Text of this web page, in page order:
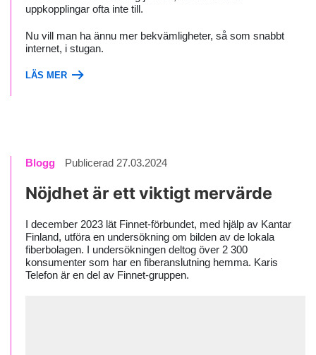
uppkopplingar ofta inte till.
Nu vill man ha ännu mer bekvämligheter, så som snabbt
internet, i stugan.
LÄS MER
Blogg Publicerad 27.03.2024
Nöjdhet är ett viktigt mervärde
I december 2023 lät Finnet-förbundet, med hjälp av Kantar
Finland, utföra en undersökning om bilden av de lokala
fiberbolagen. I undersökningen deltog över 2 300
konsumenter som har en fiberanslutning hemma. Karis
Telefon är en del av Finnet-gruppen.